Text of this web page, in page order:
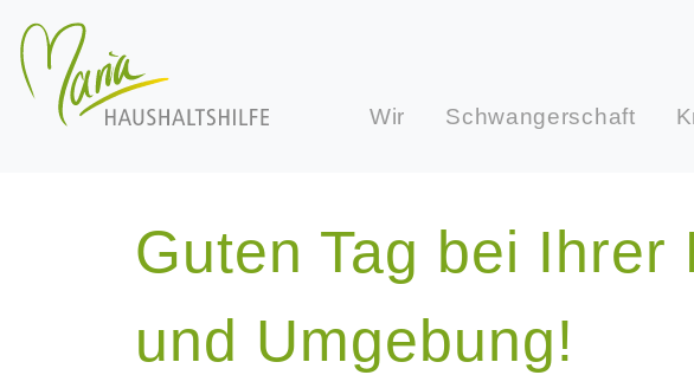
Wir Schwangerschaft
Guten Tag bei
und Umgebung!